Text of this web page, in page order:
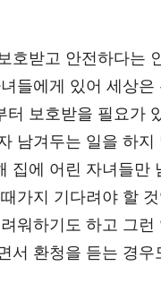
호받고 안전하다는
들에게 있어 세상은
보호받을 필요가
남겨두는 일을 하지
집에 어린 자녀들만
가지 기다려야 할
워하기도 하고 그
서 환청을 듣는 경우